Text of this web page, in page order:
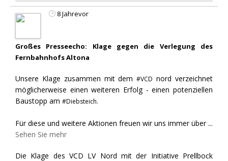
8 Jahrevor
Großes Presseecho: Klage gegen die Verlegung des
Fernbahnhofs Altona
Unsere Klage zusammen mit dem#VCD nord verzeichnet
möglicherweise einen weiteren Erfolg - einen potenziellen
Baustopp am #Diebsteich.
Für diese und weitere Aktionen freuen wir uns immer über ...
Sehen Sie mehr
Die Klage des VCD LV Nord mit der Initiative Prellbock